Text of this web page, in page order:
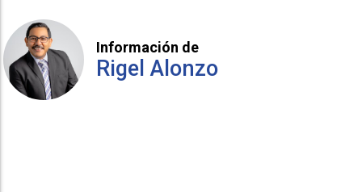
Información de
Rigel Alonzo